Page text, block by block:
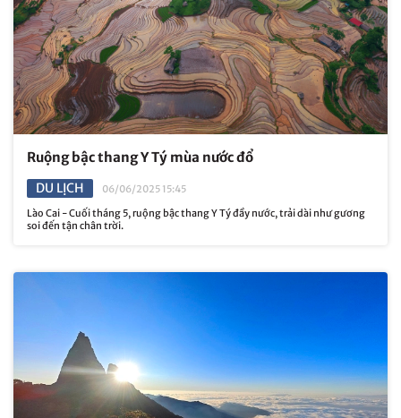
Ruộng bậc thang Y Tý mùa nước đổ
DU LỊCH
06/06/2025 15:45
Lào Cai - Cuối tháng 5, ruộng bậc thang Y Tý đầy nước, trải dài như gương
soi đến tận chân trời.